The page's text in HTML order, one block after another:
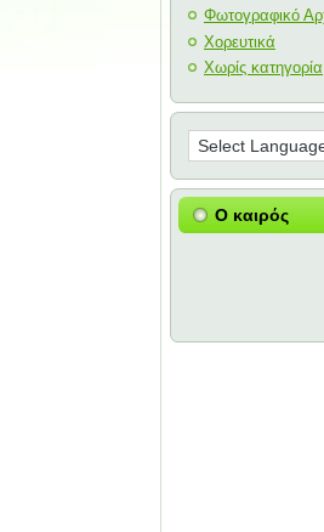
Φωτογραφικό
Χορευτικά
Χωρίς κατηγορία
Ο καιρός